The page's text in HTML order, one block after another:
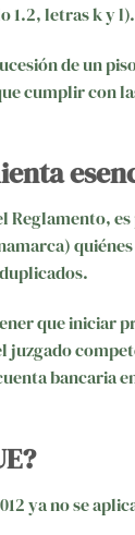
1.2, letras k y l).
de un
cumplir con
Reglamento,
que iniciar
juzgado
bancaria
ya no se